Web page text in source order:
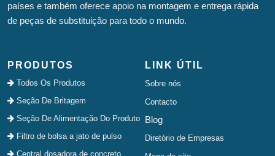
países e também oferece apoio na montagem e entrega rápida
de peças de substituição para todo o mundo.
PRODUTOS
Todos Os Produtos
Seção De Britagem
Seção De Alimentação Do Produto
Filtro de bolsa a jato de pulso
Central dosadora de concreto
LINK ÚTIL
Sobre nós
Contacto
Blog
Diretório de Empresas